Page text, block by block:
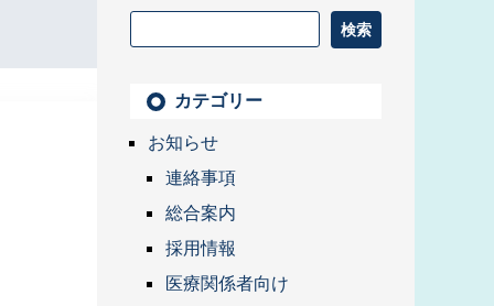
カテゴリー
お知らせ
連絡事項
総合案内
採用情報
医療関係者向け